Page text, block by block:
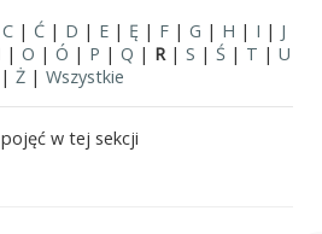
C | Ć | D | E | Ę | F |G | H | I | J
|O |Ó | P |Q | R|S |Ś | T |U
|Ż |Wszystkie
w tej sekcji